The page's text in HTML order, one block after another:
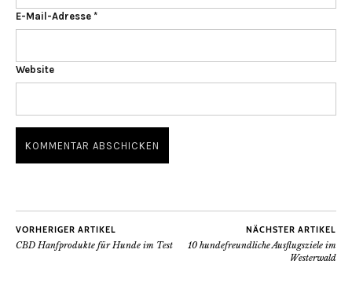
E-Mail-Adresse *
Website
VORHERIGER ARTIKEL
CBD Hanfprodukte für Hunde im Test
NÄCHSTER ARTIKEL
10 hundefreundliche Ausflugsziele im
Westerwald